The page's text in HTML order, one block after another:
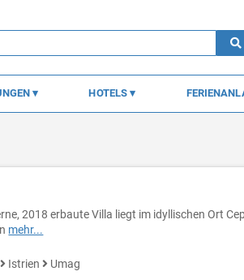
HOTELS
2018 erbaute Villa liegt im idyllischen Ort
mehr...
Istrien Umag